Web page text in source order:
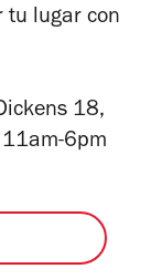
tu lugar con
18,
11am-6pm